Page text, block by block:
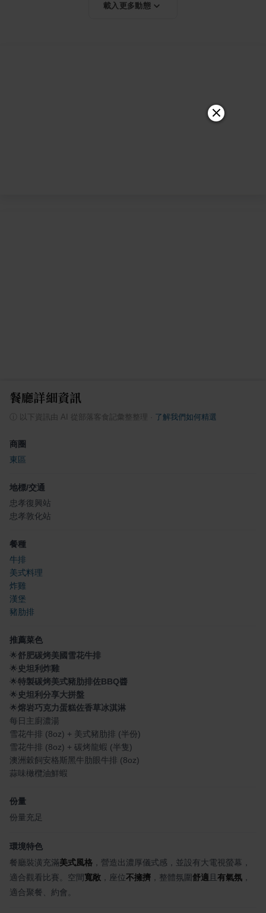
載入更多動態
餐廳詳細資訊
以下資訊由 AI 從部落客食記彙整整理 了解我們如何精選
商圈
東區
地標/交通
忠孝復興站
忠孝敦化站
餐種
牛排
美式料理
炸雞
漢堡
豬肋排
推薦菜色
🌟舒肥碳烤美國雪花牛排
🌟史坦利炸雞
🌟特製碳烤美式豬肋排佐BBQ醬
🌟史坦利分享大拼盤
🌟熔岩巧克力蛋糕佐香草冰淇淋
每日主廚濃湯
雪花牛排 (8oz) + 美式豬肋排 (半份)
雪花牛排 (8oz) + 碳烤龍蝦 (半隻)
澳洲穀飼安格斯黑牛肋眼牛排 (8oz)
蒜味橄欖油鮮蝦
份量
份量充足
環境特色
餐廳裝潢充滿美式風格 ，營造出濃厚儀式感，並設有大電視螢幕，
適合觀看比賽。空間寬敞 ，座位不擁擠 ，整體氛圍舒適 且 有氣氛 ，
適合聚餐、約會。